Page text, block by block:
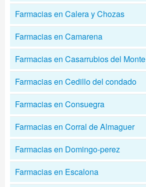
Farmacias en Calera y Chozas
Farmacias en Camarena
Farmacias en Casarrubios del Monte
Farmacias en Cedillo del condado
Farmacias en Consuegra
Farmacias en Corral de Almaguer
Farmacias en Domingo-perez
Farmacias en Escalona